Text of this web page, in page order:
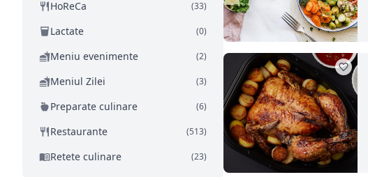
HoReCa (33)
Lactate (0)
Meniu evenimente (2)
Meniul Zilei (3)
Preparate culinare (6)
Restaurante (513)
Retete culinare (23)